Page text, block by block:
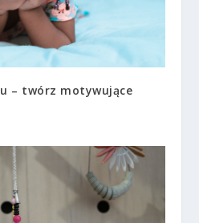
– twórz motywujące